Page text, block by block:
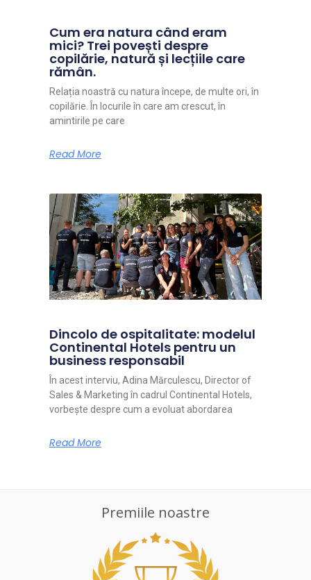
Cum era natura când eram
mici? Trei povești despre
copilărie, natură și lecțiile care
rămân.
Relația noastră cu natura începe, de multe ori, în
copilărie. În locurile în care am crescut, în
amintirile pe care
Read More
Dincolo de ospitalitate: modelul
Continental Hotels pentru un
business responsabil
În acest interviu, Adina Mărculescu, Director of
Sales & Marketing în cadrul Continental Hotels,
vorbește despre cum a evoluat abordarea
Read More
Premiile noastre